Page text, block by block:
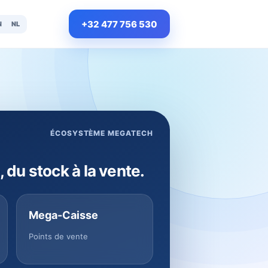
NL +32 477 756 530
ÉCOSYSTÈME MEGATECH
du stock à la vente.
Mega-Caisse
Points de vente